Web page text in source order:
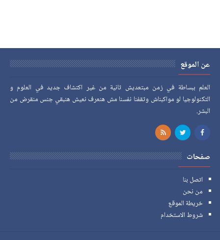
عن الموقع
العلم ببساطة في زمن مبتعديش ثانية من غير اكتشاف جديد في العلوم و
التكنولوجيا لو مواكبناش وثقفنا نفسنا مش هنعرف نعيش هنبقي جنس منقرض من
البشر.
صفحات
اتصل بنا
من نحن
خريطة الموقع
شروط الاستخدام